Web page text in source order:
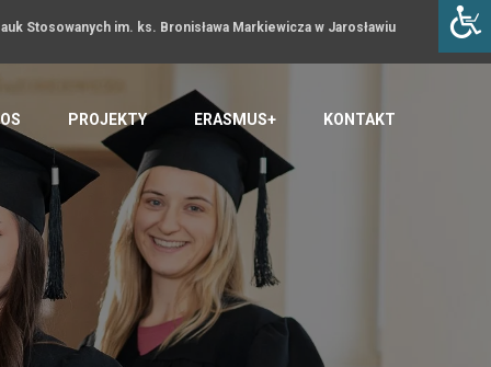
Stosowanych im. ks. Bronisława Markiewicza w Jarosławiu
PROJEKTY ERASMUS+ KONTAKT